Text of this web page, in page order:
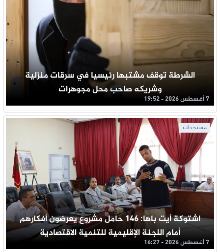
الشرطة توقف مشتبها رئيسيا في سرقات منزلية
وشريكه صاحب محل مجوهرات
7 أغسطس 2026 - 19:52
مستجدات
اشتوكة أيت باها: 146 حامل مشروع يعرضون أفكارهم
أمام اللجنة الإقليمية للتنمية الاقتصادية
7 أغسطس 2026 - 16:27